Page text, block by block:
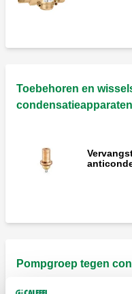
Toebehoren en
condensatieapparaten
Pompgroep tegen